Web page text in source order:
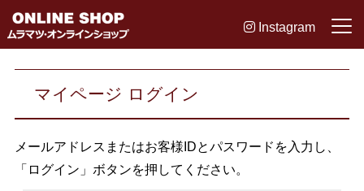
Instagram
マイページ ログイン
メールアドレスまたはお客様IDとパスワードを入力し、
「ログイン」ボタンを押してください。